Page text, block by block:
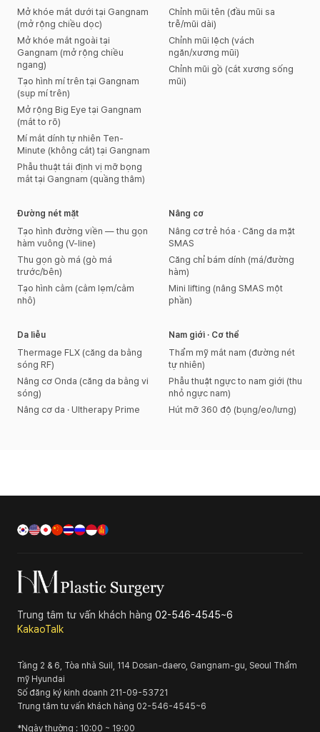
Mở khóe mắt dưới tại Gangnam
(mở rộng chiều dọc)
Mở khóe mắt ngoài tại
Gangnam (mở rộng chiều
ngang)
Tạo hình mí trên tại Gangnam
(sụp mí trên)
Mở rộng Big Eye tại Gangnam
(mắt to rõ)
Mí mắt dính tự nhiên Ten-
Minute (không cắt) tại Gangnam
Phẫu thuật tái định vị mỡ bọng
mắt tại Gangnam (quầng thâm)
Chỉnh mũi tên (đầu mũi sa
trễ/mũi dài)
Chỉnh mũi lệch (vách
ngăn/xương mũi)
Chỉnh mũi gồ (cắt xương sống
mũi)
Đường nét mặt
Tạo hình đường viền — thu gọn
hàm vuông (V-line)
Thu gọn gò má (gò má
trước/bên)
Tạo hình cằm (cằm lẹm/cằm
nhô)
Nâng cơ
Nâng cơ trẻ hóa · Căng da mặt
SMAS
Căng chỉ bám dính (má/đường
hàm)
Mini lifting (nâng SMAS một
phần)
Da liễu
Thermage FLX (căng da bằng
sóng RF)
Nâng cơ Onda (căng da bằng vi
sóng)
Nâng cơ da · Ultherapy Prime
Nam giới · Cơ thể
Thẩm mỹ mắt nam (đường nét
tự nhiên)
Phẫu thuật ngực to nam giới (thu
nhỏ ngực nam)
Hút mỡ 360 độ (bụng/eo/lưng)
Trung tâm tư vấn khách hàng 02-546-4545~6
KakaoTalk
Tầng 2 & 6, Tòa nhà Suil, 114 Dosan-daero, Gangnam-gu, Seoul Thẩm
mỹ Hyundai
Số đăng ký kinh doanh 211-09-53721
Trung tâm tư vấn khách hàng 02-546-4545~6
*Ngày thường : 10:00 ~ 19:00